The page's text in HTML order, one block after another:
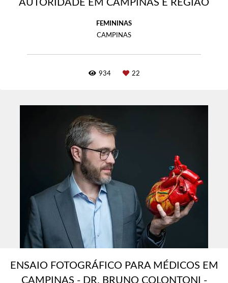
AUTORIDADE EM CAMPINAS E REGIÃO
FEMININAS
CAMPINAS
934 22
ENSAIO FOTOGRÁFICO PARA MÉDICOS EM
CAMPINAS - DR. BRUNO COLONTONI -